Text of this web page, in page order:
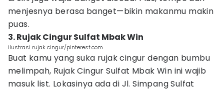
menjesnya berasa banget—bikin makanmu makin
puas.
3. Rujak Cingur Sulfat Mbak Win
ilustrasi rujak cingur/pinterest.com
Buat kamu yang suka rujak cingur dengan bumbu
melimpah, Rujak Cingur Sulfat Mbak Win ini wajib
masuk list. Lokasinya ada di Jl. Simpang Sulfat